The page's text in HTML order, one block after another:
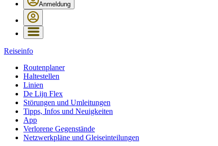
Anmeldung
Reiseinfo
Routenplaner
Haltestellen
Linien
De Lijn Flex
Störungen und Umleitungen
Tipps, Infos und Neuigkeiten
App
Verlorene Gegenstände
Netzwerkpläne und Gleiseinteilungen